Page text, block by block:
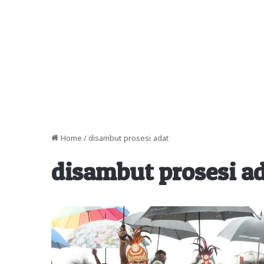
Home / disambut prosesi adat
disambut prosesi